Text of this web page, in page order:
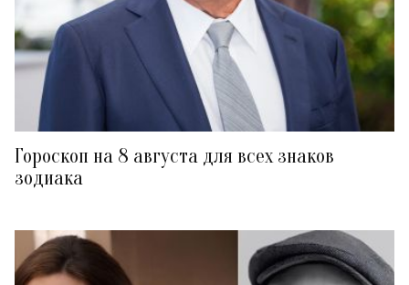
Гороскоп на 8 августа для всех знаков
зодиака